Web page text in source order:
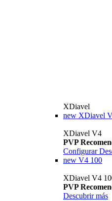
XDiavel
new XDiavel
XDiavel V4
PVP
Configurar
new V4 100
XDiavel V4
PVP
Descubrir más